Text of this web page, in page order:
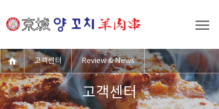
고객센터
고객센터 Review & News